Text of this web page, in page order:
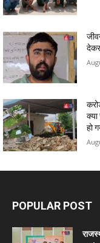
हो
POPULAR POST